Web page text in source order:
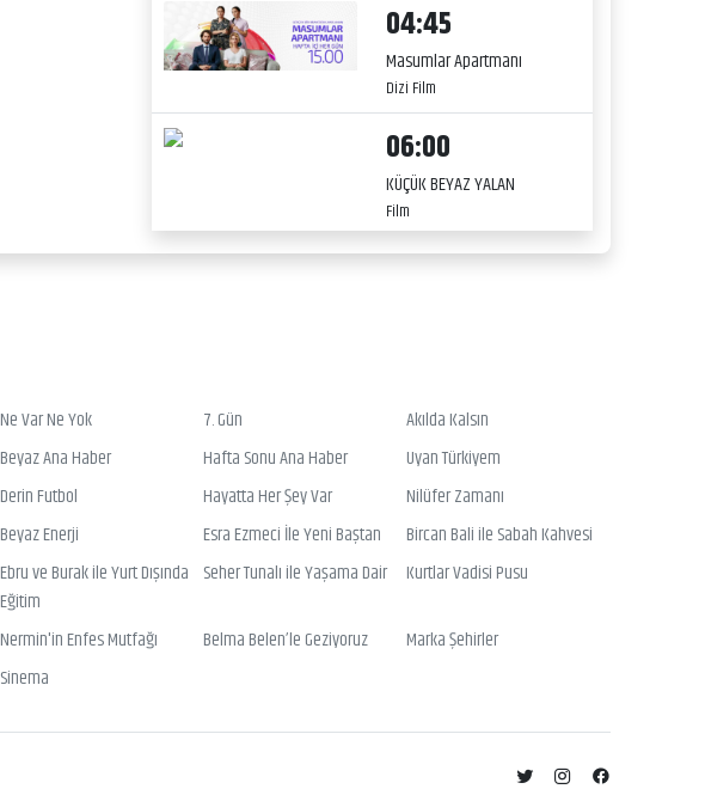
04:45
Masumlar Apartmanı
Dizi Film
06:00
KÜÇÜK BEYAZ YALAN
Film
Ne Var Ne Yok 7. Gün
Akılda Kalsın
Beyaz Ana Haber Hafta Sonu Ana Haber
Uyan Türkiyem
Derin Futbol Hayatta Her Şey Var
Nilüfer Zamanı
Beyaz Enerji Esra Ezmeci İle Yeni Baştan
Bircan Bali ile Sabah Kahvesi
Ebru ve Burak ile Yurt Dışında
Eğitim
Seher Tunalı ile Yaşama Dair Kurtlar Vadisi Pusu
Nermin'in Enfes Mutfağı Belma Belen’le Geziyoruz
Marka Şehirler
Sinema